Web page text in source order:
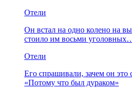
Отели
Он встал на одно колено на
стоило им восьми
Отели
Его спрашивали, зачем он это
«Потому что был дураком»